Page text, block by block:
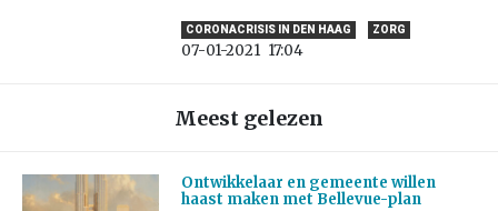
CORONACRISIS IN DEN HAAG ZORG
07-01-2021 17:04
Meest gelezen
Ontwikkelaar en gemeente willen
haast maken met Bellevue-plan